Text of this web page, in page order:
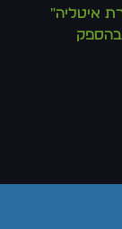
תוצרת איטליה"